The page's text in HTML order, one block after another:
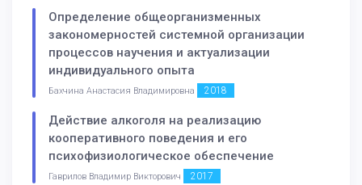
Определение общеорганизменных
закономерностей системной организации
процессов научения и актуализации
индивидуального опыта
Бахчина Анастасия Владимировна 2018
Действие алкоголя на реализацию
кооперативного поведения и его
психофизиологическое обеспечение
Гаврилов Владимир Викторович 2017